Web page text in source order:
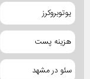
یوتوبروکرز
هزینه پست
سئو در مشهد